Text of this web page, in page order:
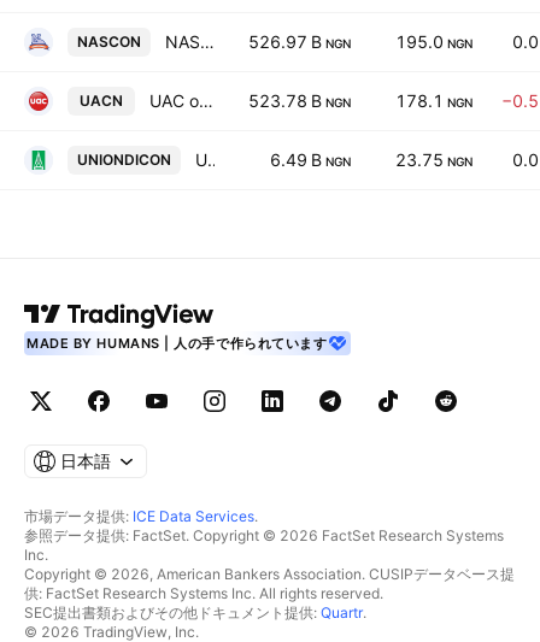
NASCON NASCON Allied Industries Plc 526.97 B NGN 195.0 NGN
UACN UAC of Nigeria PLC 523.78 B NGN 178.1 NGN
UNIONDICON Union Dicon Salt Plc 6.49 B NGN 23.75 NGN
MADE BY HUMANS | 人の手で作られています
日本語
市場データ提供: ICE Data Services.
参照データ提供: FactSet. Copyright © 2026 FactSet Research Systems
Inc.
Copyright © 2026, American Bankers Association. CUSIPデータベース提
供: FactSet Research Systems Inc. All rights reserved.
SEC提出書類およびその他ドキュメント提供: Quartr.
© 2026 TradingView, Inc.